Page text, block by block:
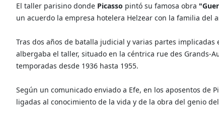
El taller parisino donde Picasso pintó su famosa obra
un acuerdo la empresa hotelera Helzear con la familia del
Tras dos años de batalla judicial y varias partes
albergaba el taller, situado en la céntrica rue des Grands-
temporadas desde 1936 hasta 1955.
Según un comunicado enviado a Efe, en los aposentos de
ligadas al conocimiento de la vida y de la obra del genio